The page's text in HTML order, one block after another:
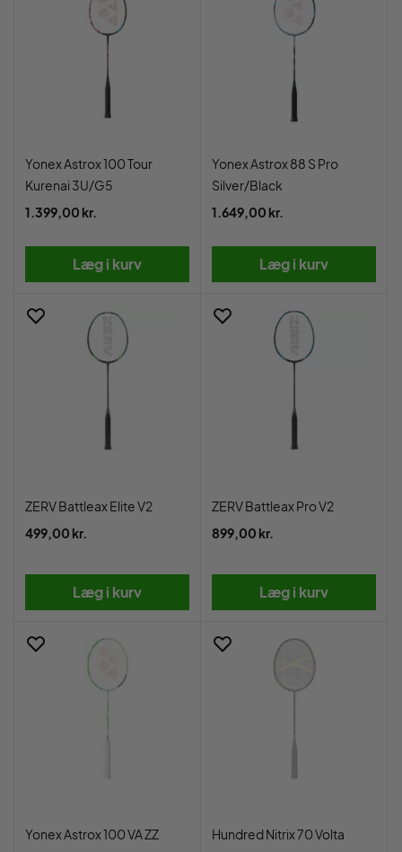
Yonex Astrox 100 Tour
Kurenai 3U/G5
1.399,00 kr.
Læg i kurv
Yonex Astrox 88 S Pro
Silver/Black
1.649,00 kr.
Læg i kurv
ZERV Battleax Elite V2
499,00 kr.
Læg i kurv
ZERV Battleax Pro V2
899,00 kr.
Læg i kurv
Yonex Astrox 100 VA ZZ
Hundred Nitrix 70 Volta